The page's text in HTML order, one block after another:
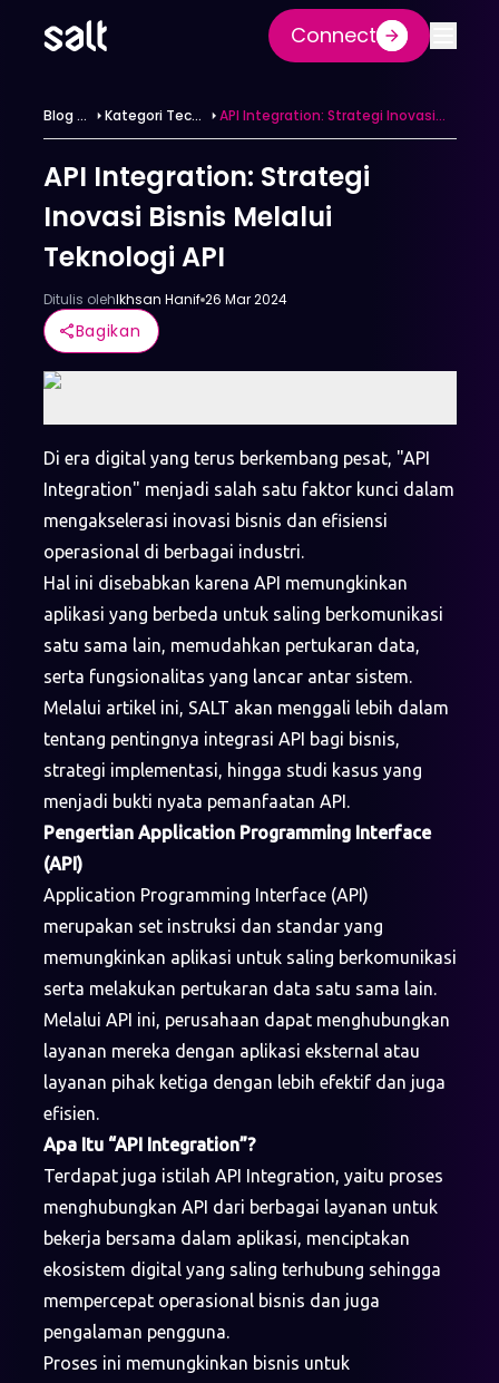
Connect
Blog &
Kategori Tech
API Integration: Strategi Inovasi
API Integration: Strategi
Inovasi Bisnis Melalui
Teknologi API
Ditulis olehIkhsan Hanif 26 Mar 2024
Bagikan
Di era digital yang terus berkembang pesat, "API
Integration" menjadi salah satu faktor kunci dalam
mengakselerasi inovasi bisnis dan efisiensi
operasional di berbagai industri.
Hal ini disebabkan karena API memungkinkan
aplikasi yang berbeda untuk saling berkomunikasi
satu sama lain, memudahkan pertukaran data,
serta fungsionalitas yang lancar antar sistem.
Melalui artikel ini, SALT akan menggali lebih dalam
tentang pentingnya integrasi API bagi bisnis,
strategi implementasi, hingga studi kasus yang
menjadi bukti nyata pemanfaatan API.
Pengertian Application Programming Interface
(API)
Application Programming Interface (API)
merupakan set instruksi dan standar yang
memungkinkan aplikasi untuk saling berkomunikasi
serta melakukan pertukaran data satu sama lain.
Melalui API ini, perusahaan dapat menghubungkan
layanan mereka dengan aplikasi eksternal atau
layanan pihak ketiga dengan lebih efektif dan juga
efisien.
Apa Itu “API Integration”?
Terdapat juga istilah API Integration, yaitu proses
menghubungkan API dari berbagai layanan untuk
bekerja bersama dalam aplikasi, menciptakan
ekosistem digital yang saling terhubung sehingga
mempercepat operasional bisnis dan juga
pengalaman pengguna.
Proses ini memungkinkan bisnis untuk